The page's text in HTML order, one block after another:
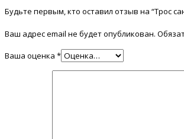
Будьте первым, кто оставил отзыв на “Трос
Ваш адрес email не будет опубликован.
Ваша оценка *